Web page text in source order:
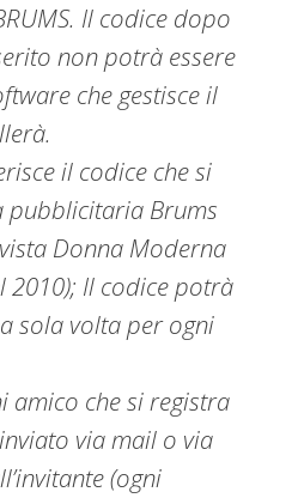
Il codice dopo
non potrà essere
che gestisce il
il codice che si
pubblicitaria Brums
Donna Moderna
2010); Il codice potrà
sola volta per ogni
amico che si registra
via mail o via
(ogni